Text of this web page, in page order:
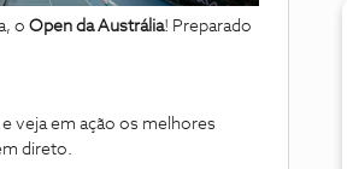
o Open da Austrália! Preparado
e veja em ação os melhores
direto.